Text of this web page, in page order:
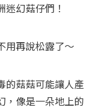
幻菇仔們！
用再說松露了～
的菇菇可能讓人產
，像是一朵地上的